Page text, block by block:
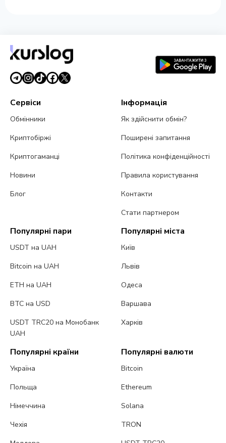
Сервіси
Обмінники
Криптобіржі
Криптогаманці
Новини
Блог
Інформація
Як здійснити обмін?
Поширені запитання
Політика конфіденційності
Правила користування
Контакти
Стати партнером
Популярні пари
USDT на UAH
Bitcoin на UAH
ETH на UAH
BTC на USD
USDT TRC20 на Монобанк
UAH
Популярні міста
Київ
Львів
Одеса
Варшава
Харків
Популярні країни
Україна
Польща
Німеччина
Чехія
Популярні валюти
Bitcoin
Ethereum
Solana
TRON